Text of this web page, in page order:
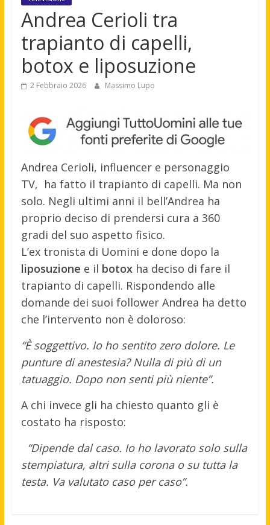
Andrea Cerioli tra
trapianto di capelli,
botox e liposuzione
2 Febbraio 2026 Massimo Lupo
Andrea Cerioli, influencer e personaggio
TV, ha fatto il trapianto di capelli. Ma non
solo. Negli ultimi anni il bell’Andrea ha
proprio deciso di prendersi cura a 360
gradi del suo aspetto fisico.
L’ex tronista di Uomini e done dopo la
liposuzione e il botoxha deciso di fare il
trapianto di capelli. Rispondendo alle
domande dei suoi follower Andrea ha detto
che l’intervento non è doloroso:
“È soggettivo. Io ho sentito zero dolore. Le
punture di anestesia? Nulla di più di un
tatuaggio. Dopo non senti più niente”.
A chi invece gli ha chiesto quanto gli è
costato ha risposto:
“Dipende dal caso. Io ho lavorato solo sulla
stempiatura, altri sulla corona o su tutta la
testa. Va valutato caso per caso”.